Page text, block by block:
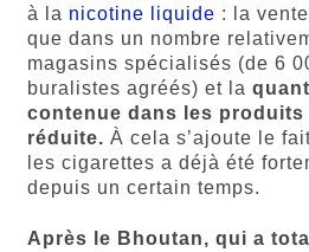
à la nicotine liquide : la
que dans un nombre
magasins spécialisés (de 6
buralistes agréés) et la
contenue dans les produits
réduite. À cela s’ajoute le
les cigarettes a déjà été
depuis un certain temps.
Après le Bhoutan, qui a